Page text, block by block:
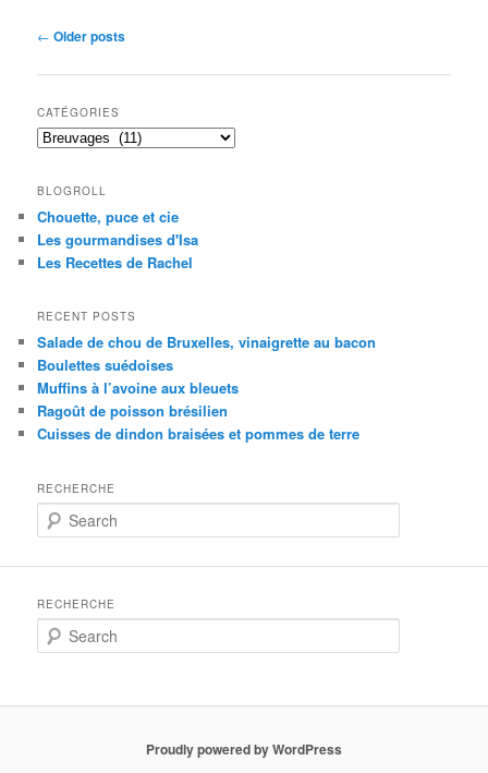
Post
← Older posts
CATÉGORIES
Catégories
BLOGROLL
Chouette, puce et cie
Les gourmandises d'Isa
Les Recettes de Rachel
RECENT POSTS
Salade de chou de Bruxelles, vinaigrette au bacon
Boulettes suédoises
Muffins à l’avoine aux bleuets
Ragoût de poisson brésilien
Cuisses de dindon braisées et pommes de terre
RECHERCHE
e
c
h
RECHERCHE
e
c
Proudly powered by WordPress